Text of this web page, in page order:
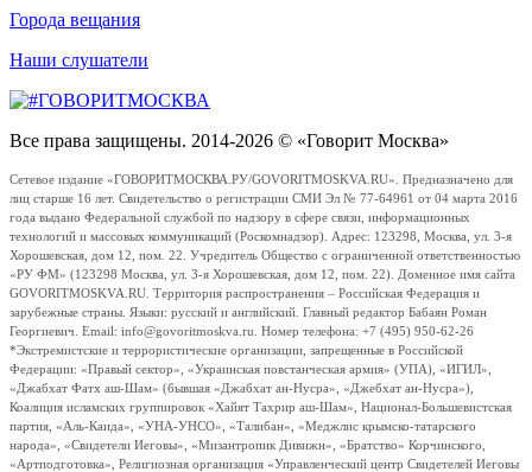
Города вещания
Наши слушатели
Все права защищены. 2014-2026 © «Говорит Москва»
Сетевое издание «ГОВОРИТМОСКВА.РУ/GOVORITMOSKVA.RU». Предназначено для
лиц старше 16 лет. Свидетельство о регистрации СМИ Эл № 77-64961 от 04 марта 2016
года выдано Федеральной службой по надзору в сфере связи, информационных
технологий и массовых коммуникаций (Роскомнадзор). Адрес: 123298, Москва, ул. 3-я
Хорошевская, дом 12, пом. 22. Учредитель Общество с ограниченной ответственностью
«РУ ФМ» (123298 Москва, ул. 3-я Хорошевская, дом 12, пом. 22). Доменное имя сайта
GOVORITMOSKVA.RU. Территория распространения – Российская Федерация и
зарубежные страны. Языки: русский и английский. Главный редактор Бабаян Роман
Георгиевич. Email: info@govoritmoskva.ru. Номер телефона: +7 (495) 950-62-26
*Экстремистские и террористические организации, запрещенные в Российской
Федерации: «Правый сектор», «Украинская повстанческая армия» (УПА), «ИГИЛ»,
«Джабхат Фатх аш-Шам» (бывшая «Джабхат ан-Нусра», «Джебхат ан-Нусра»),
Коалиция исламских группировок «Хайят Тахрир аш-Шам», Национал-Большевистская
партия, «Аль-Каида», «УНА-УНСО», «Талибан», «Меджлис крымско-татарского
народа», «Свидетели Иеговы», «Мизантропик Дивижн», «Братство» Корчинского,
«Артподготовка», Религиозная организация «Управленческий центр Свидетелей Иеговы